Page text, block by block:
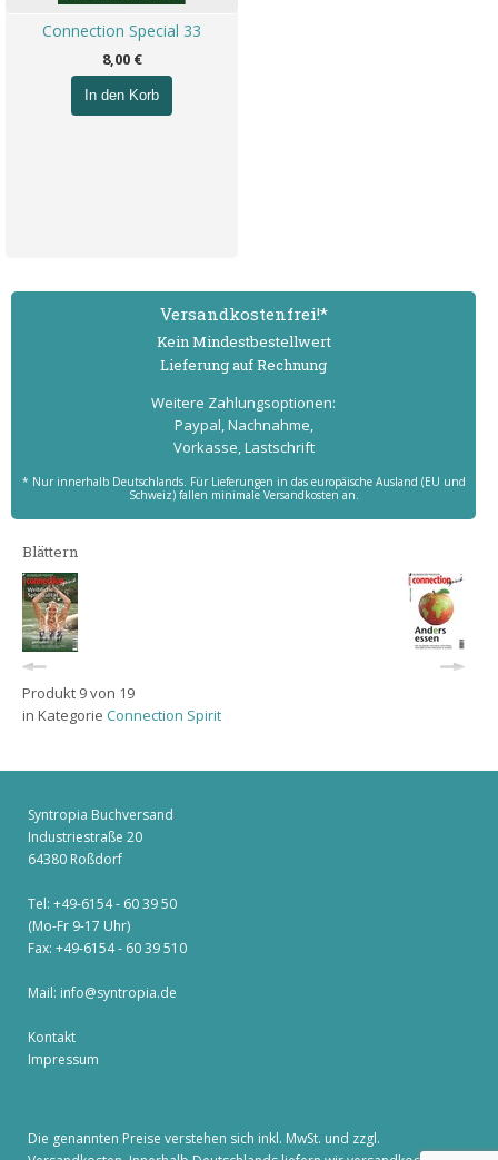
Connection Special 33
8,00 €
In den Korb
Versand­kostenfrei!*
Kein Mindest­bestell­wert
Lieferung auf Rechnung
Weitere Zahlungs­optionen:
Paypal, Nachnahme,
Vorkasse, Lastschrift
* Nur innerhalb Deutschlands. Für Lieferungen in das europäische Ausland (EU und
Schweiz) fallen minimale Versandkosten an.
Blättern
Produkt 9 von 19
in Kategorie Connection Spirit
Syntropia Buchversand
Industriestraße 20
64380 Roßdorf
Tel: +49-6154 - 60 39 50
(Mo-Fr 9-17 Uhr)
Fax: +49-6154 - 60 39 510
Mail: info@syntropia.de
Kontakt
Impressum
Die genannten Preise verstehen sich inkl. MwSt. und zzgl.